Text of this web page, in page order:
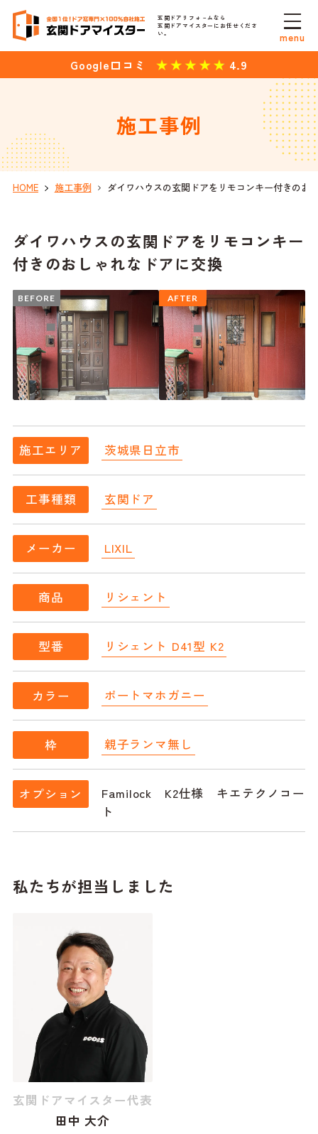
玄関ドアリフォ－ムなら
玄関ドアマイスターにお任せくださ
い。
Google口コミ 4.9
menu
施工事例
HOME 施工事例 ダイワハウスの玄関ドアをリモコンキー付きのお
ダイワハウスの玄関ドアをリモコンキー
付きのおしゃれなドアに交換
BEFORE AFTER
施工エリア 茨城県日立市
工事種類 玄関ドア
メーカー LIXIL
商品 リシェント
型番 リシェント D41型 K2
カラー ポートマホガニー
枠 親子ランマ無し
オプション
Familock K2仕様 キエテクノコー
ト
私たちが担当しました
玄関ドアマイスター代表
田中 大介